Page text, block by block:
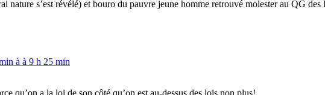
nature s’est révélé) et bouro du pauvre jeune homme retrouvé molester au QG
à à 9 h 25 min